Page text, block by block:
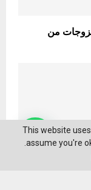
من
This website
assume you're